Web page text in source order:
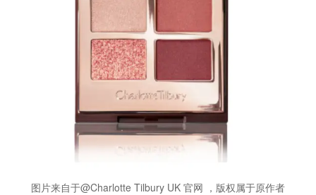
图片来自于@Charlotte Tilbury UK 官网 ，版权属于原作者